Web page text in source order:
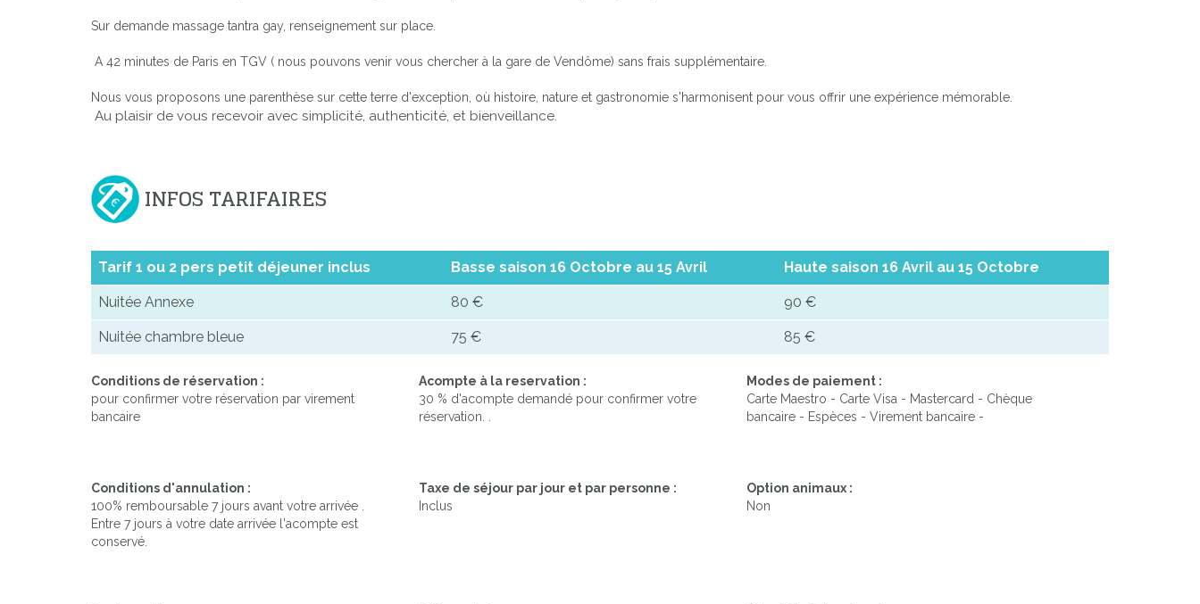
Sur demande massage tantra gay, renseignement sur place.
A 42 minutes de Paris en TGV ( nous pouvons venir vous chercher à la gare de Vendôme) sans frais supplémentaire.
Nous vous proposons une parenthèse sur cette terre d'exception, où histoire, nature et gastronomie s'harmonisent pour vous offrir une expérience mémorable.
Au plaisir de vous recevoir avec simplicité, authenticité, et bienveillance.
INFOS TARIFAIRES
Tarif 1 ou 2 pers petit déjeuner inclus Basse saison 16 Octobre au 15 Avril Haute saison 16 Avril au 15 Octobre
Nuitée Annexe 80 € 90 €
Nuitée chambre bleue 75 € 85 €
Conditions de réservation :
pour confirmer votre réservation par virement
bancaire
Acompte à la reservation :
30 % d'acompte demandé pour confirmer votre
réservation. .
Modes de paiement :
Carte Maestro - Carte Visa - Mastercard - Chèque
bancaire - Espèces - Virement bancaire -
Conditions d'annulation :
100% remboursable 7 jours avant votre arrivée .
Entre 7 jours à votre date arrivée l'acompte est
conservé.
Taxe de séjour par jour et par personne :
Inclus
Option animaux :
Non